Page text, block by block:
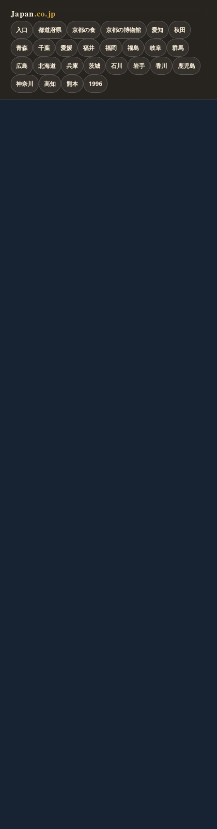
Japan.co.jp
入口 都道府県 京都の食 京都の博物館 愛知 秋田
青森 千葉 愛媛 福井 福岡 福島 岐阜 群馬
広島 北海道 兵庫 茨城 石川 岩手 香川 鹿児島
神奈川 高知 熊本 1996